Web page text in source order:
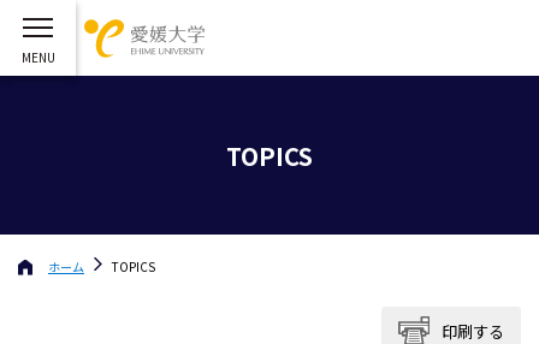
TOPICS
ホーム TOPICS
印刷する